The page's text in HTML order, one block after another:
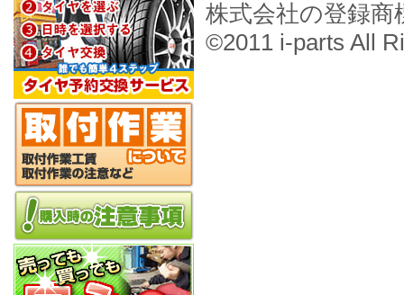
株式会社の登録商
©2011 i-parts All